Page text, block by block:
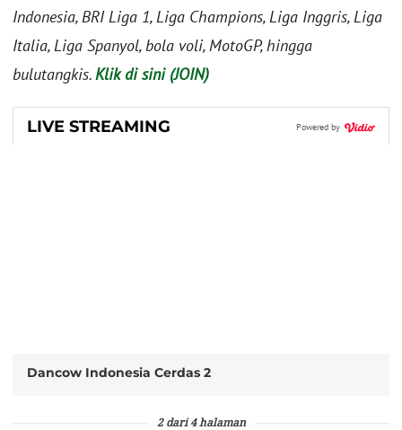
Indonesia, BRI Liga 1, Liga Champions, Liga Inggris, Liga
Italia, Liga Spanyol, bola voli, MotoGP, hingga
bulutangkis.Klik di sini (JOIN)
LIVE STREAMING Powered by
Dancow Indonesia Cerdas 2
2 dari 4 halaman